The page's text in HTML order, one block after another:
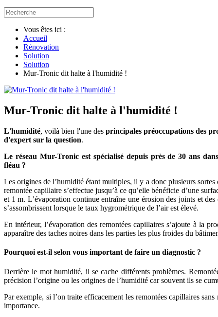
Vous êtes ici :
Accueil
Rénovation
Solution
Solution
Mur-Tronic dit halte à l'humidité !
Mur-Tronic dit halte à l'humidité !
L'humidité, voilà bien l'une des principales préoccupations des
d'expert sur la question.
Le réseau Mur-Tronic est spécialisé depuis près de 30 ans
fléau ?
Les origines de l’humidité étant multiples, il y a donc plusieurs
remontée capillaire s’effectue jusqu’à ce qu’elle bénéficie d’une
et 1 m. L’évaporation continue entraîne une érosion des joints et
s’assombrissent lorsque le taux hygrométrique de l’air est élevé.
En intérieur, l’évaporation des remontées capillaires s’ajoute à la
apparaître des taches noires dans les parties les plus froides du
Pourquoi est-il selon vous important de faire un diagnostic ?
Derrière le mot humidité, il se cache différents problèmes.
précision l’origine ou les origines de l’humidité car souvent ils se
Par exemple, si l’on traite efficacement les remontées capillaires
importance.